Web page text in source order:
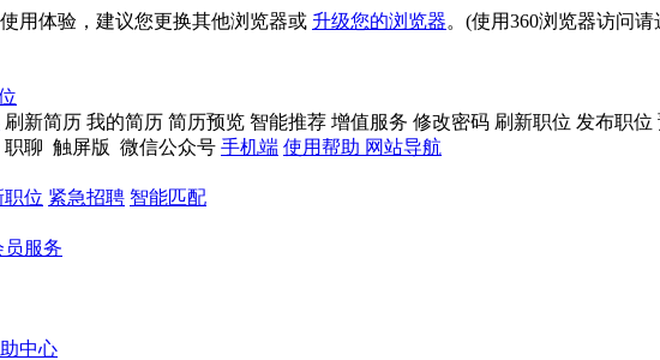
用体验，建议您更换其他浏览器或 升级您的浏览器。(使用360浏览器访问
刷新简历 我的简历 简历预览 智能推荐 增值服务 修改密码 刷新职位 发布职位
职聊 触屏版 微信公众号 手机端 使用帮助 网站导航
职位 紧急招聘 智能匹配
员服务
中心